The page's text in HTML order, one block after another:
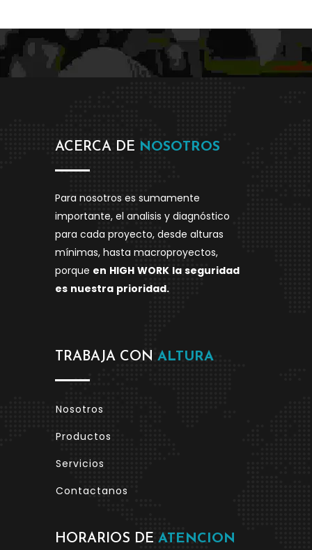
ACERCA DE NOSOTROS
Para nosotros es sumamente
importante, el analisis y diagnóstico
para cada proyecto, desde alturas
mínimas, hasta macroproyectos,
porque en HIGH WORK la seguridad
es nuestra prioridad.
TRABAJA CON ALTURA
Nosotros
Productos
Servicios
Contactanos
HORARIOS DE ATENCION